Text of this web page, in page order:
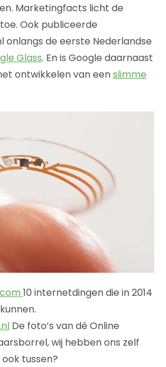
Marketingfacts licht de
Ook publiceerde
onlangs de eerste Nederlandse
Glass. En is Google daarnaast
ontwikkelen van eenslimme
10 internetdingen die in 2014
De foto’s van dé Online
wij hebben ons zelf
tussen?